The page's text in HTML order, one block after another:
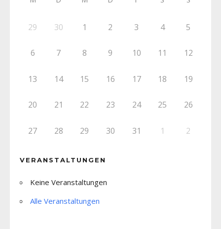
29 30 1 2 3 4 5
6 7 8 9 10 11 12
13 14 15 16 17 18 19
20 21 22 23 24 25 26
27 28 29 30 31 1 2
VERANSTALTUNGEN
Keine Veranstaltungen
Alle Veranstaltungen